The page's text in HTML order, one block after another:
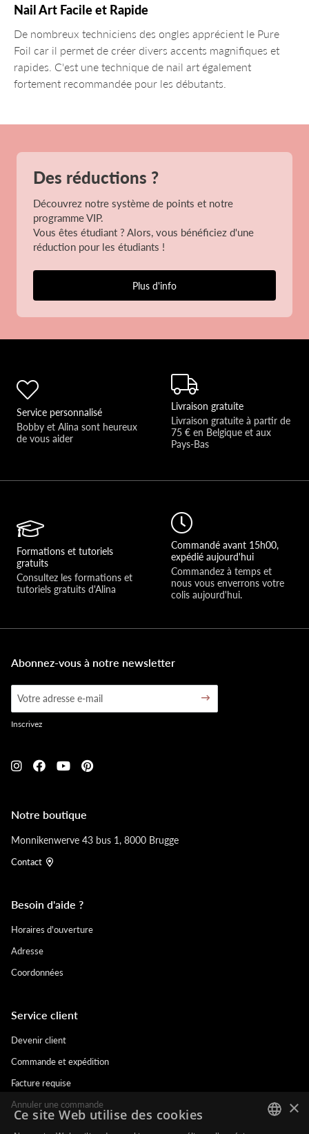
Nail Art Facile et Rapide
De nombreux techniciens des ongles apprécient le Pure
Foil car il permet de créer divers accents magnifiques et
rapides. C'est une technique de nail art également
fortement recommandée pour les débutants.
Des réductions ?
Découvrez notre système de points et notre
programme VIP.
Vous êtes étudiant ? Alors, vous bénéficiez d'une
réduction pour les étudiants !
Plus d'info
Service personnalisé
Bobby et Alina sont heureux
de vous aider
Livraison gratuite
Livraison gratuite à partir de
75 € en Belgique et aux
Pays-Bas
Formations et tutoriels
gratuits
Consultez les formations et
tutoriels gratuits d'Alina
Commandé avant 15h00,
expédié aujourd'hui
Commandez à temps et
nous vous enverrons votre
colis aujourd'hui.
Notre boutique
Monnikenwerve 43 bus 1, 8000 Brugge
Contact
Besoin d'aide ?
Horaires d'ouverture
Adresse
Coordonnées
Service client
Devenir client
Commande et expédition
Facture requise
Annuler une commande
Abonnez-vous à notre newsletter
Inscrivez
×
Ce site Web utilise des cookies